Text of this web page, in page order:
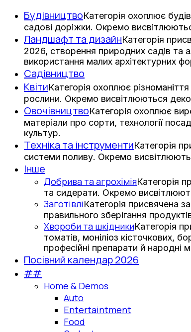
БудівництвоКатегорія охоплює
садові доріжки. Окремо
Ландшафт та дизайнКатегорія
2026, створення природних садів та
використання малих архітектурних
Садівництво
КвітиКатегорія охоплює
рослини. Окремо висвітлюються
ОвочівництвоКатегорія охоплює
матеріали про сорти, технології
культур.
Техніка та інструментиКатегорія
системи поливу. Окремо
Інше
Добрива та агрохіміяКатегорія
та сидерати. Окремо
ЗаготівліКатегорія присвячена
правильного зберігання
Хвороби та шкідникиКатегорія
томатів, моніліоз кісточкових,
професійні препарати й народні
Посівний календар 2026
##
Home & Demos
Auto
Entertaintment
Food